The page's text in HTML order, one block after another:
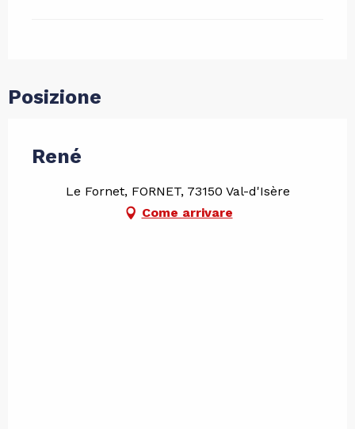
Posizione
René
Le Fornet, FORNET, 73150 Val-d'Isère
Come arrivare